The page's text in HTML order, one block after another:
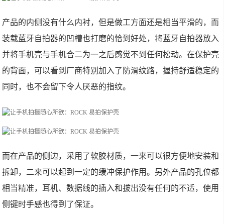
产品的内侧没有什么内衬，但是做工方面还是相当平滑的，而
装载蓝牙自拍器的凹槽也打磨的恰到好处，将蓝牙自拍器放入
并将手机壳与手机合二为一之后感觉不到任何松动。在保护壳
的背面，可以看到厂商特别加入了防滑纹路，握持舒适稳定的
同时，也不会留下令人厌恶的指纹。
而在产品的侧边，采用了软胶材质，一来可以很方便地安装和
拆卸，二来可以起到一定的缓冲保护作用。另外产品的孔位都
相当精准，耳机、数据线的插入和拔出没有任何的不适，使用
侧键时手感也得到了保证。